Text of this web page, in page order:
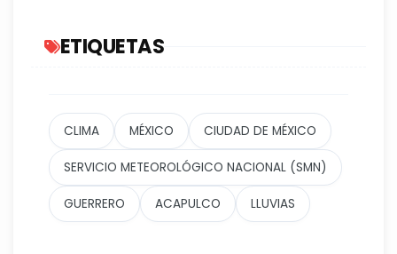
ETIQUETAS
CLIMA MÉXICO CIUDAD DE MÉXICO
SERVICIO METEOROLÓGICO NACIONAL (SMN)
GUERRERO ACAPULCO LLUVIAS